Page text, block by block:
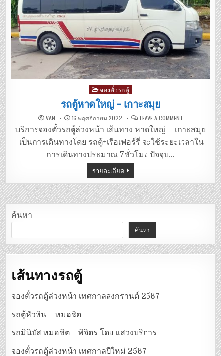
Posted
in
จองตั๋วรถตู้
รถตู้หาดใหญ่ – เกาะสมุย
VAN 16 พฤศจิกายน 2022 LEAVE A COMMENTON
ตู้
หาดใหญ่
–
เกาะสมุย
บริการจองตั๋วรถตู้ล่วงหน้า เส้นทาง หาดใหญ่ – เกาะสมุย
เป็นการเดินทางโดย รถตู้+เรือเฟอร์รี่ จะใช้ระยะเวลาใน
การเดินทางประมาณ 7ชั่วโมง ปัจจุบ…
รายละเอียด
ค้นหา
ค้นหา
เส้นทางรถตู้
จองตั๋วรถตู้ล่วงหน้า เทศกาลสงกรานต์ 2567
รถตู้หัวหิน – หมอชิต
รถมินิบัส หมอชิต – พิจิตร โดย แสวงบริการ
จองตั๋วรถตู้ล่วงหน้า เทศกาลปีใหม่ 2567